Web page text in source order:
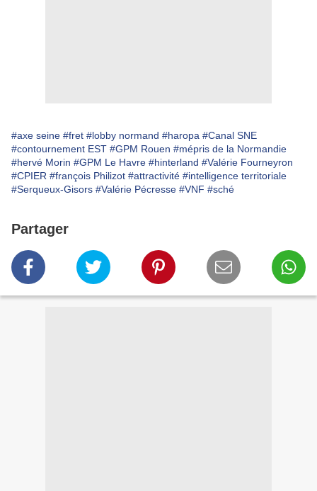
#axe seine #fret #lobby normand #haropa #Canal SNE
#contournement EST #GPM Rouen #mépris de la Normandie
#hervé Morin #GPM Le Havre #hinterland #Valérie Fourneyron
#CPIER #françois Philizot #attractivité #intelligence territoriale
#Serqueux-Gisors #Valérie Pécresse #VNF #sché
Partager